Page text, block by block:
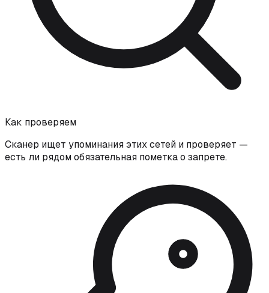
Как проверяем
Сканер ищет упоминания этих сетей и проверяет —
есть ли рядом обязательная пометка о запрете.